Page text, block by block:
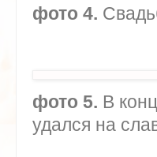
фото 4.
фото 5. В
удался на